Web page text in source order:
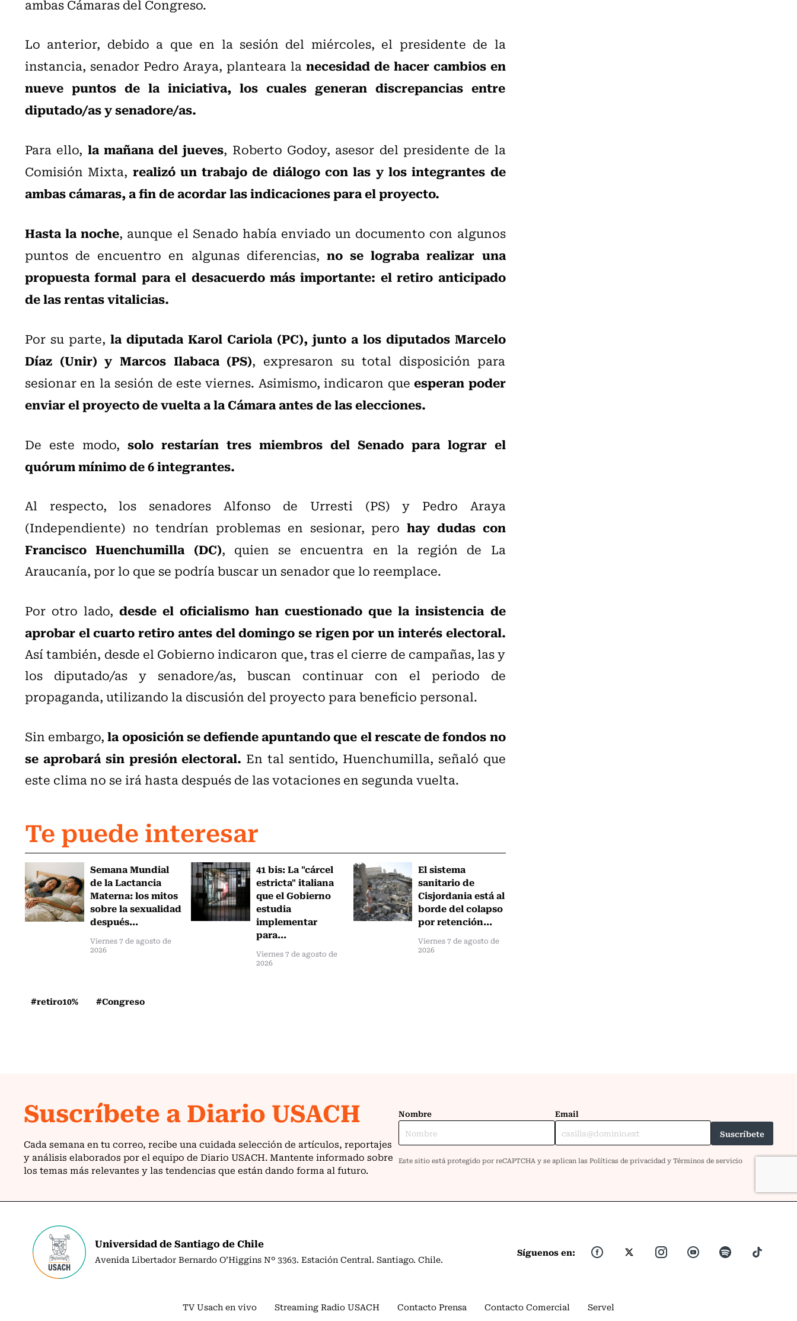
ambas Cámaras del Congreso.
Lo anterior, debido a que en la sesión del miércoles, el presidente de la
instancia, senador Pedro Araya, planteara lanecesidad de hacer cambios en
nueve puntos de la iniciativa, los cuales generan discrepancias entre
diputado/as y senadore/as.
Para ello, la mañana del jueves, Roberto Godoy, asesor del presidente de la
Comisión Mixta, realizó un trabajo de diálogo con las y los integrantes de
ambas cámaras, a fin de acordar las indicaciones para el proyecto.
Hasta la noche, aunque el Senado había enviado un documento con algunos
puntos de encuentro en algunas diferencias, no se lograba realizar una
propuesta formal para el desacuerdo más importante: el retiro anticipado
de las rentas vitalicias.
Por su parte, la diputada Karol Cariola (PC), junto a los diputados Marcelo
Díaz (Unir) y Marcos Ilabaca (PS), expresaron su total disposición para
sesionar en la sesión de este viernes. Asimismo, indicaron queesperan poder
enviar el proyecto de vuelta a la Cámara antes de las elecciones.
De este modo, solo restarían tres miembros del Senado para lograr el
quórum mínimo de 6 integrantes.
Al respecto, los senadores Alfonso de Urresti (PS) y Pedro Araya
(Independiente) no tendrían problemas en sesionar, perohay dudas con
Francisco Huenchumilla (DC), quien se encuentra en la región de La
Araucanía, por lo que se podría buscar un senador que lo reemplace.
Por otro lado,desde el oficialismo han cuestionado que la insistencia de
aprobar el cuarto retiro antes del domingo se rigen por un interés electoral.
Así también, desde el Gobierno indicaron que, tras el cierre de campañas, las y
los diputado/as y senadore/as, buscan continuar con el periodo de
propaganda, utilizando la discusión del proyecto para beneficio personal.
Sin embargo,la oposición se defiende apuntando que el rescate de fondos no
se aprobará sin presión electoral. En tal sentido, Huenchumilla, señaló que
este clima no se irá hasta después de las votaciones en segunda vuelta.
Te puede interesar
Semana Mundial
de la Lactancia
Materna: los mitos
sobre la sexualidad
después...
Viernes 7 de agosto de
2026
41 bis: La "cárcel
estricta" italiana
que el Gobierno
estudia
implementar
para...
Viernes 7 de agosto de
2026
El sistema
sanitario de
Cisjordania está al
borde del colapso
por retención...
Viernes 7 de agosto de
2026
#retiro10% #Congreso
Universidad de Santiago de Chile
Avenida Libertador Bernardo O’Higgins Nº 3363. Estación Central. Santiago. Chile.
Síguenos en:
TV Usach en vivo Streaming Radio USACH Contacto Prensa Contacto Comercial Servel